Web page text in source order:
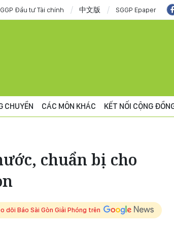
Đầu tư Tài chính 中文版 SGGP Epaper
CHUYỀN CÁC MÔN KHÁC KẾT NỐI CỘNG
chuẩn bị cho
dõi Báo Sài Gòn Giải Phóng trên